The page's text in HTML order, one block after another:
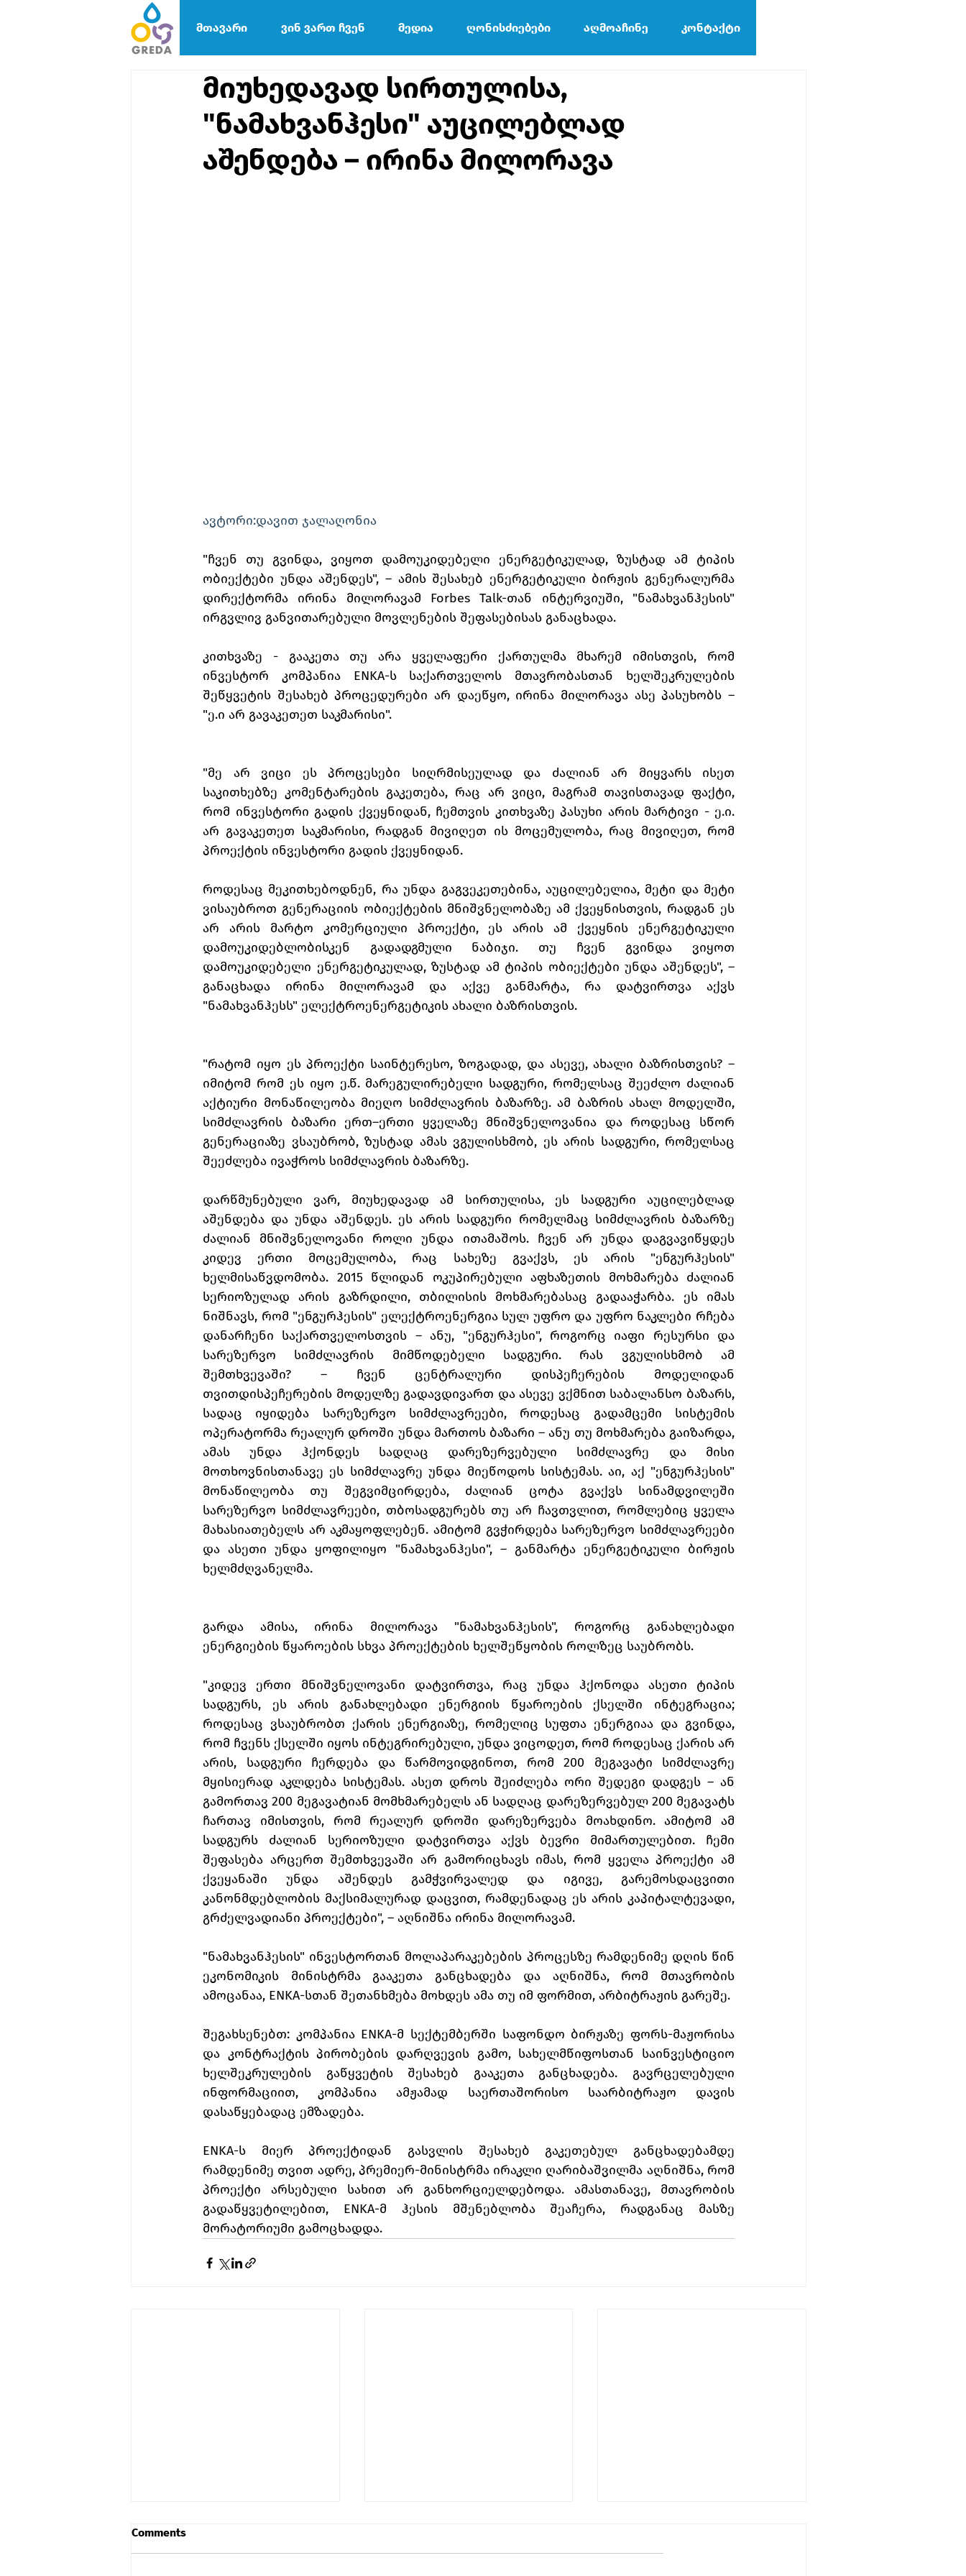
მთავარი ვინ ვართ ჩვენ მედია ღონისძიებები აღმოაჩინე კონტაქტი
მიუხედავად სირთულისა,
"ნამახვანჰესი" აუცილებლად
აშენდება – ირინა მილორავა
ავტორი:დავით ჯალაღონია
"ჩვენ თუ გვინდა, ვიყოთ დამოუკიდებელი ენერგეტიკულად, ზუსტად ამ ტიპის
ობიექტები უნდა აშენდეს", – ამის შესახებ ენერგეტიკული ბირჟის გენერალურმა
დირექტორმა ირინა მილორავამ Forbes Talk-თან ინტერვიუში, "ნამახვანჰესის"
ირგვლივ განვითარებული მოვლენების შეფასებისას განაცხადა.
კითხვაზე - გააკეთა თუ არა ყველაფერი ქართულმა მხარემ იმისთვის, რომ
ინვესტორ კომპანია ENKA-ს საქართველოს მთავრობასთან ხელშეკრულების
შეწყვეტის შესახებ პროცედურები არ დაეწყო, ირინა მილორავა ასე პასუხობს –
"ე.ი არ გავაკეთეთ საკმარისი".
"მე არ ვიცი ეს პროცესები სიღრმისეულად და ძალიან არ მიყვარს ისეთ
საკითხებზე კომენტარების გაკეთება, რაც არ ვიცი, მაგრამ თავისთავად ფაქტი,
რომ ინვესტორი გადის ქვეყნიდან, ჩემთვის კითხვაზე პასუხი არის მარტივი - ე.ი.
არ გავაკეთეთ საკმარისი, რადგან მივიღეთ ის მოცემულობა, რაც მივიღეთ, რომ
პროექტის ინვესტორი გადის ქვეყნიდან.
როდესაც მეკითხებოდნენ, რა უნდა გაგვეკეთებინა, აუცილებელია, მეტი და მეტი
ვისაუბროთ გენერაციის ობიექტების მნიშვნელობაზე ამ ქვეყნისთვის, რადგან ეს
არ არის მარტო კომერციული პროექტი, ეს არის ამ ქვეყნის ენერგეტიკული
დამოუკიდებლობისკენ გადადგმული ნაბიჯი. თუ ჩვენ გვინდა ვიყოთ
დამოუკიდებელი ენერგეტიკულად, ზუსტად ამ ტიპის ობიექტები უნდა აშენდეს", –
განაცხადა ირინა მილორავამ და აქვე განმარტა, რა დატვირთვა აქვს
"ნამახვანჰესს" ელექტროენერგეტიკის ახალი ბაზრისთვის.
"რატომ იყო ეს პროექტი საინტერესო, ზოგადად, და ასევე, ახალი ბაზრისთვის? –
იმიტომ რომ ეს იყო ე.წ. მარეგულირებელი სადგური, რომელსაც შეეძლო ძალიან
აქტიური მონაწილეობა მიეღო სიმძლავრის ბაზარზე. ამ ბაზრის ახალ მოდელში,
სიმძლავრის ბაზარი ერთ–ერთი ყველაზე მნიშვნელოვანია და როდესაც სწორ
გენერაციაზე ვსაუბრობ, ზუსტად ამას ვგულისხმობ, ეს არის სადგური, რომელსაც
შეეძლება ივაჭროს სიმძლავრის ბაზარზე.
დარწმუნებული ვარ, მიუხედავად ამ სირთულისა, ეს სადგური აუცილებლად
აშენდება და უნდა აშენდეს. ეს არის სადგური რომელმაც სიმძლავრის ბაზარზე
ძალიან მნიშვნელოვანი როლი უნდა ითამაშოს. ჩვენ არ უნდა დაგვავიწყდეს
კიდევ ერთი მოცემულობა, რაც სახეზე გვაქვს, ეს არის "ენგურჰესის"
ხელმისაწვდომობა. 2015 წლიდან ოკუპირებული აფხაზეთის მოხმარება ძალიან
სერიოზულად არის გაზრდილი, თბილისის მოხმარებასაც გადააჭარბა. ეს იმას
ნიშნავს, რომ "ენგურჰესის" ელექტროენერგია სულ უფრო და უფრო ნაკლები რჩება
დანარჩენი საქართველოსთვის – ანუ, "ენგურჰესი", როგორც იაფი რესურსი და
სარეზერვო სიმძლავრის მიმწოდებელი სადგური. რას ვგულისხმობ ამ
შემთხვევაში? – ჩვენ ცენტრალური დისპეჩერების მოდელიდან
თვითდისპეჩერების მოდელზე გადავდივართ და ასევე ვქმნით საბალანსო ბაზარს,
სადაც იყიდება სარეზერვო სიმძლავრეები, როდესაც გადამცემი სისტემის
ოპერატორმა რეალურ დროში უნდა მართოს ბაზარი – ანუ თუ მოხმარება გაიზარდა,
ამას უნდა ჰქონდეს სადღაც დარეზერვებული სიმძლავრე და მისი
მოთხოვნისთანავე ეს სიმძლავრე უნდა მიეწოდოს სისტემას. აი, აქ "ენგურჰესის"
მონაწილეობა თუ შეგვიმცირდება, ძალიან ცოტა გვაქვს სინამდვილეში
სარეზერვო სიმძლავრეები, თბოსადგურებს თუ არ ჩავთვლით, რომლებიც ყველა
მახასიათებელს არ აკმაყოფლებენ. ამიტომ გვჭირდება სარეზერვო სიმძლავრეები
და ასეთი უნდა ყოფილიყო "ნამახვანჰესი", – განმარტა ენერგეტიკული ბირჟის
ხელმძღვანელმა.
გარდა ამისა, ირინა მილორავა "ნამახვანჰესის", როგორც განახლებადი
ენერგიების წყაროების სხვა პროექტების ხელშეწყობის როლზეც საუბრობს.
"კიდევ ერთი მნიშვნელოვანი დატვირთვა, რაც უნდა ჰქონოდა ასეთი ტიპის
სადგურს, ეს არის განახლებადი ენერგიის წყაროების ქსელში ინტეგრაცია;
როდესაც ვსაუბრობთ ქარის ენერგიაზე, რომელიც სუფთა ენერგიაა და გვინდა,
რომ ჩვენს ქსელში იყოს ინტეგრირებული, უნდა ვიცოდეთ, რომ როდესაც ქარის არ
არის, სადგური ჩერდება და წარმოვიდგინოთ, რომ 200 მეგავატი სიმძლავრე
მყისიერად აკლდება სისტემას. ასეთ დროს შეიძლება ორი შედეგი დადგეს – ან
გამორთავ 200 მეგავატიან მომხმარებელს ან სადღაც დარეზერვებულ 200 მეგავატს
ჩართავ იმისთვის, რომ რეალურ დროში დარეზერვება მოახდინო. ამიტომ ამ
სადგურს ძალიან სერიოზული დატვირთვა აქვს ბევრი მიმართულებით. ჩემი
შეფასება არცერთ შემთხვევაში არ გამორიცხავს იმას, რომ ყველა პროექტი ამ
ქვეყანაში უნდა აშენდეს გამჭვირვალედ და იგივე, გარემოსდაცვითი
კანონმდებლობის მაქსიმალურად დაცვით, რამდენადაც ეს არის კაპიტალტევადი,
გრძელვადიანი პროექტები", – აღნიშნა ირინა მილორავამ.
"ნამახვანჰესის" ინვესტორთან მოლაპარაკებების პროცესზე რამდენიმე დღის წინ
ეკონომიკის მინისტრმა გააკეთა განცხადება და აღნიშნა, რომ მთავრობის
ამოცანაა, ENKA-სთან შეთანხმება მოხდეს ამა თუ იმ ფორმით, არბიტრაჟის გარეშე.
შეგახსენებთ: კომპანია ENKA-მ სექტემბერში საფონდო ბირჟაზე ფორს-მაჟორისა
და კონტრაქტის პირობების დარღვევის გამო, სახელმწიფოსთან საინვესტიციო
ხელშეკრულების გაწყვეტის შესახებ გააკეთა განცხადება. გავრცელებული
ინფორმაციით, კომპანია ამჟამად საერთაშორისო საარბიტრაჟო დავის
დასაწყებადაც ემზადება.
ENKA-ს მიერ პროექტიდან გასვლის შესახებ გაკეთებულ განცხადებამდე
რამდენიმე თვით ადრე, პრემიერ-მინისტრმა ირაკლი ღარიბაშვილმა აღნიშნა, რომ
პროექტი არსებული სახით არ განხორციელდებოდა. ამასთანავე, მთავრობის
გადაწყვეტილებით, ENKA-მ ჰესის მშენებლობა შეაჩერა, რადგანაც მასზე
მორატორიუმი გამოცხადდა.
Comments